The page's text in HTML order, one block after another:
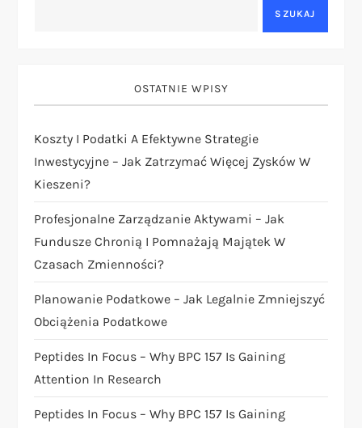
j
a
w
p
i
s
u
SZUKAJ
OSTATNIE WPISY
Koszty I Podatki A Efektywne Strategie
Inwestycyjne – Jak Zatrzymać Więcej Zysków W
Kieszeni?
Profesjonalne Zarządzanie Aktywami – Jak
Fundusze Chronią I Pomnażają Majątek W
Czasach Zmienności?
Planowanie Podatkowe – Jak Legalnie Zmniejszyć
Obciążenia Podatkowe
Peptides In Focus – Why BPC 157 Is Gaining
Attention In Research
Peptides In Focus – Why BPC 157 Is Gaining